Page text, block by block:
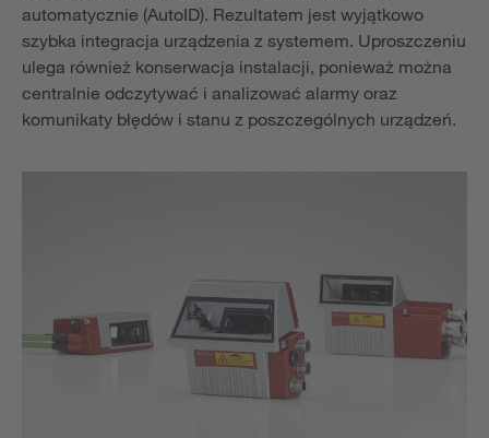
automatycznie (AutoID). Rezultatem jest wyjątkowo
szybka integracja urządzenia z systemem. Uproszczeniu
ulega również konserwacja instalacji, ponieważ można
centralnie odczytywać i analizować alarmy oraz
komunikaty błędów i stanu z poszczególnych urządzeń.